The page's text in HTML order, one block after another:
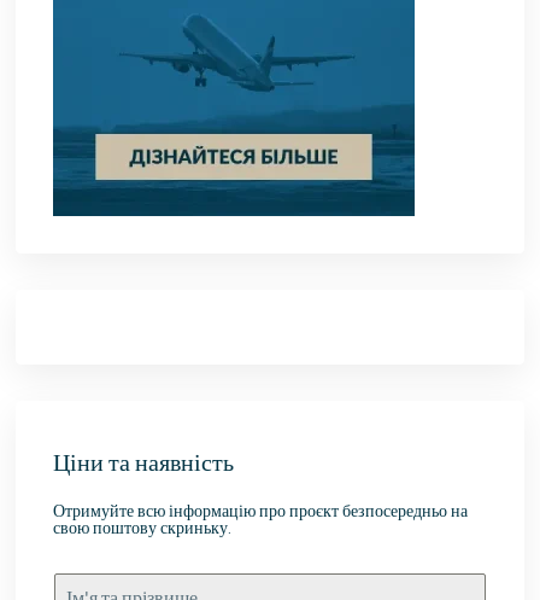
Ціни та наявність
Отримуйте всю інформацію про проєкт безпосередньо на
свою поштову скриньку.